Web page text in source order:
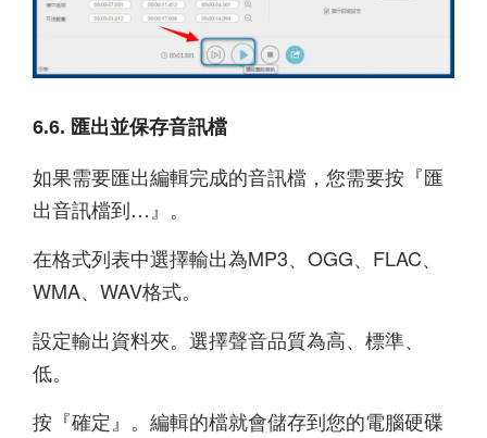
6.6. 匯出並保存音訊檔
如果需要匯出編輯完成的音訊檔，您需要按『匯
出音訊檔到…』。
在格式列表中選擇輸出為MP3、OGG、FLAC、
WMA、WAV格式。
設定輸出資料夾。選擇聲音品質為高、標準、
低。
按『確定』。編輯的檔就會儲存到您的電腦硬碟